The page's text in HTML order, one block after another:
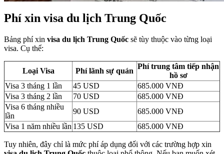
Phí xin visa du lịch Trung Quốc
Bảng phí xin visa du lịch Trung Quốc sẽ tùy thuộc vào từng loại
visa. Cụ thể:
Loại Visa Phí lãnh sự quán
Phí trung tâm tiếp nhận
hồ sơ
Visa 3 tháng 1 lần
45 USD
685.000 VNĐ
Visa 3 tháng 2 lần
70 USD
685.000 VNĐ
Visa 6 tháng nhiều
lần
90 USD
685.000 VNĐ
Visa 1 năm nhiều lần 135 USD 685.000 VNĐ
Tuy nhiên, đây chỉ là mức phí áp dụng đối với các trường hợp xin